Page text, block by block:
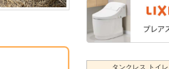
タンクレス トイレ